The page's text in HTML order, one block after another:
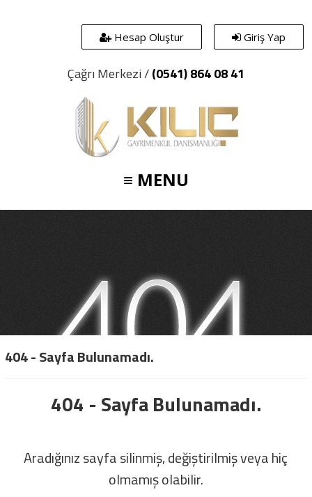
Giriş Yap
Hesap Oluştur
Çağrı Merkezi /(0541) 864 08 41
≡ MENU
404 - Sayfa Bulunamadı.
404 - Sayfa Bulunamadı.
Aradığınız sayfa silinmiş, değiştirilmiş veya hiç
olmamış olabilir.